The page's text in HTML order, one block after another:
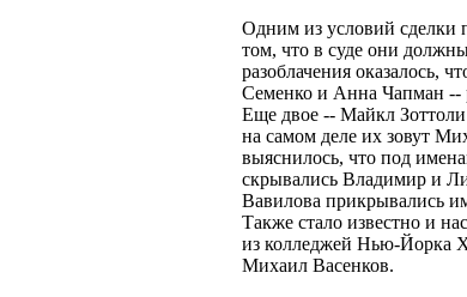
Одним из условий сделки
том, что в суде они
разоблачения оказалось,
Семенко и Анна Чапман --
Еще двое -- Майкл
на самом деле их зовут
выяснилось, что под
скрывались Владимир и
Вавилова прикрывались
Также стало известно и
из колледжей Нью-Йорка
Михаил Васенков.